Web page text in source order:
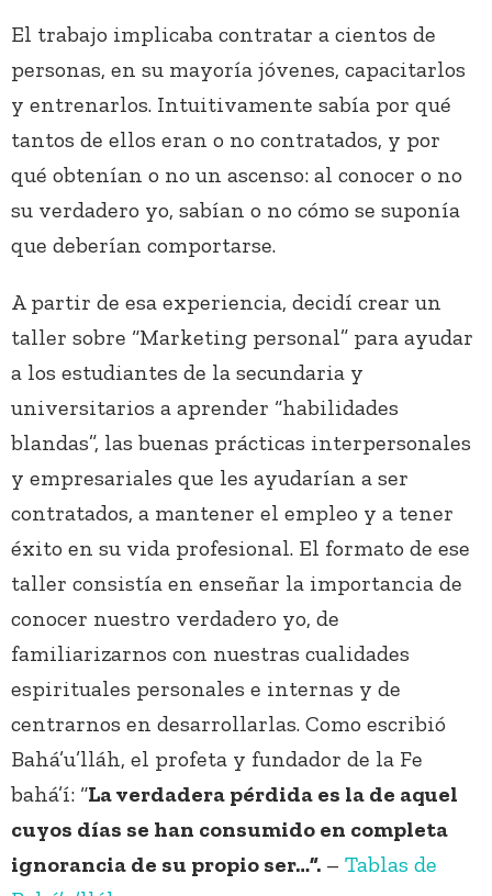
El trabajo implicaba contratar a cientos de
personas, en su mayoría jóvenes, capacitarlos
y entrenarlos. Intuitivamente sabía por qué
tantos de ellos eran o no contratados, y por
qué obtenían o no un ascenso: al conocer o no
su verdadero yo, sabían o no cómo se suponía
que deberían comportarse.
A partir de esa experiencia, decidí crear un
taller sobre “Marketing personal” para ayudar
a los estudiantes de la secundaria y
universitarios a aprender “habilidades
blandas”, las buenas prácticas interpersonales
y empresariales que les ayudarían a ser
contratados, a mantener el empleo y a tener
éxito en su vida profesional. El formato de ese
taller consistía en enseñar la importancia de
conocer nuestro verdadero yo, de
familiarizarnos con nuestras cualidades
espirituales personales e internas y de
centrarnos en desarrollarlas. Como escribió
Bahá’u’lláh, el profeta y fundador de la Fe
bahá’í: “La verdadera pérdida es la de aquel
cuyos días se han consumido en completa
ignorancia de su propio ser…”. – Tablas de